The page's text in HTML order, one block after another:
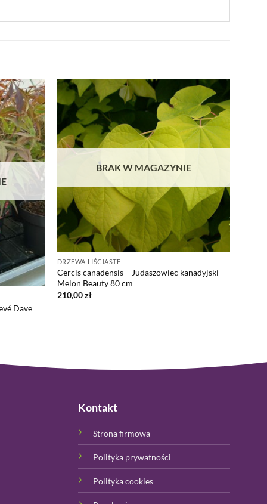
Dave
BRAK W MAGAZYNIE
DRZEWA LIŚCIASTE
Cercis canadensis – Judaszowiec kanadyjski
Melon Beauty 80 cm
210,00zł
Kontakt
Strona firmowa
Polityka prywatności
Polityka cookies